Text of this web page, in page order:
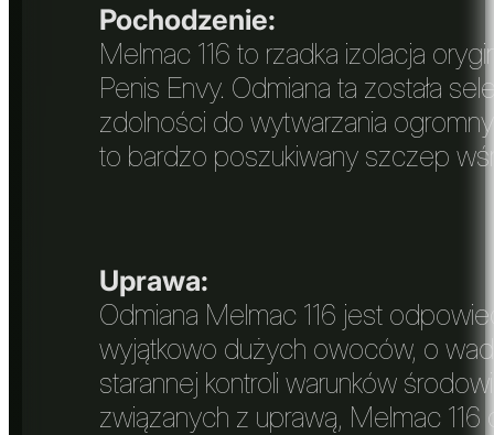
Pochodzenie:
Melmac 116 to rzadka izolacja
Penis Envy. Odmiana ta została
zdolności do wytwarzania
to bardzo poszukiwany szczep
Uprawa:
Odmiana Melmac 116 jest
wyjątkowo dużych owoców, o
starannej kontroli warunków
związanych z uprawą, Melmac